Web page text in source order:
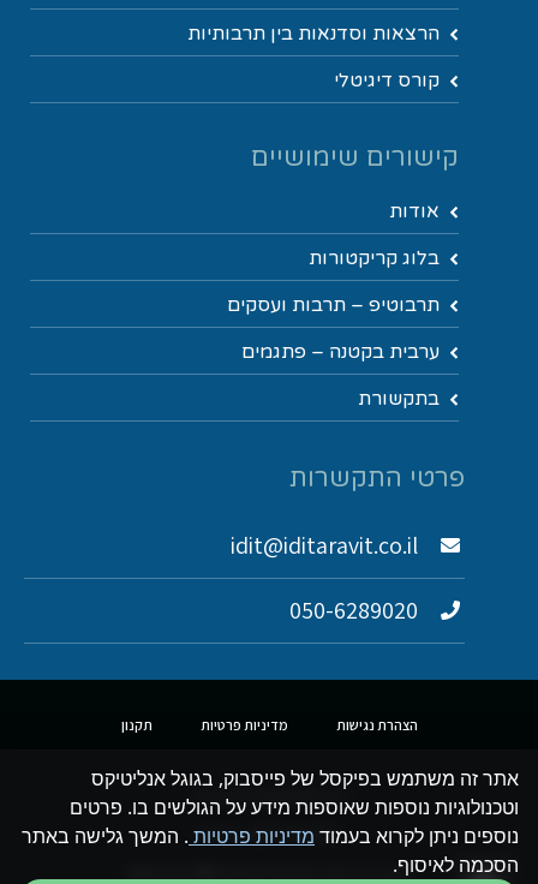
הרצאות וסדנאות בין תרבותיות
קורס דיגיטלי
קישורים שימושיים
אודות
בלוג קריקטורות
תרבוטיפ – תרבות ועסקים
ערבית בקטנה – פתגמים
בתקשורת
פרטי התקשרות
idit@iditaravit.co.il
050-6289020
הצהרת נגישות מדיניות פרטיות תקנון
כל הזכויות שמורות לעידית בר
צילום :דאפי ספונר. פנימה.
עיצוב ובניית אתרים MADE WITH ❤ HAZAN STUDIO
אתר זה משתמש בפיקסל של פייסבוק, בגוגל אנליטיקס
וטכנולוגיות נוספות שאוספות מידע על הגולשים בו. פרטים
נוספים ניתן לקרוא בעמוד מדיניות פרטיות . המשך גלישה באתר
הסכמה לאיסוף.